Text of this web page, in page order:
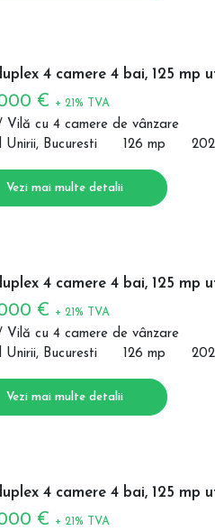
4 camere 4 bai, 125 mp
€ + 21% TVA
Vilă cu 4 camere de vânzare
Unirii, Bucuresti
126 mp
Vezi mai multe detalii
4 camere 4 bai, 125 mp
€ + 21% TVA
Vilă cu 4 camere de vânzare
Unirii, Bucuresti
126 mp
Vezi mai multe detalii
4 camere 4 bai, 125 mp
€ + 21% TVA